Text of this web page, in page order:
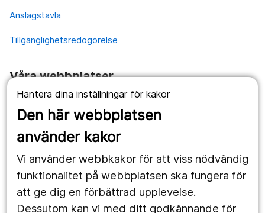
Hantera dina inställningar för kakor
Den här webbplatsen
använder kakor
Vi använder webbkakor för att viss nödvändig
funktionalitet på webbplatsen ska fungera för
att ge dig en förbättrad upplevelse.
Dessutom kan vi med ditt godkännande för
Anslagstavla
Tillgänglighetsredogörelse
Våra webbplatser
1177.se
Länstrafiken
Utveckling